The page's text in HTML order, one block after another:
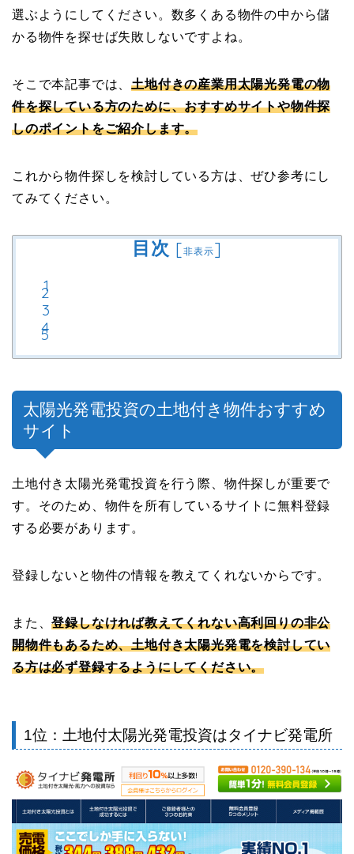
選ぶようにしてください。数多くある物件の中から儲
かる物件を探せば失敗しないですよね。
そこで本記事では、土地付きの産業用太陽光発電の物
件を探している方のために、おすすめサイトや物件探
しのポイントをご紹介します。
これから物件探しを検討している方は、ぜひ参考にし
てみてください。
目次 [非表示]
太陽光発電投資の土地付き物件おすすめ
サイト
土地付き太陽光発電投資を行う際、物件探しが重要で
す。そのため、物件を所有しているサイトに無料登録
する必要があります。
登録しないと物件の情報を教えてくれないからです。
また、登録しなければ教えてくれない高利回りの非公
開物件もあるため、土地付き太陽光発電を検討してい
る方は必ず登録するようにしてください。
1位：土地付太陽光発電投資はタイナビ発電所